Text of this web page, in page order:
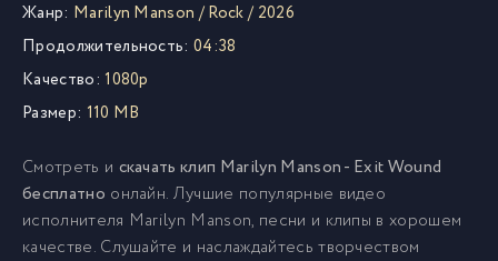
Жанр: Marilyn Manson /Rock/ 2026
Продолжительность: 04:38
Качество: 1080p
Размер: 110 MB
Смотреть и скачать клип Marilyn Manson - Exit Wound
бесплатно онлайн. Лучшие популярные видео
исполнителя Marilyn Manson, песни и клипы в хорошем
качестве. Слушайте и наслаждайтесь творчеством